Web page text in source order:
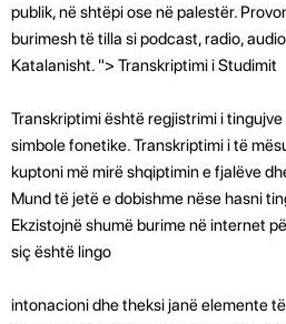
publik, në shtëpi ose në palestër.
burimesh të tilla si podcast, radio,
Katalanisht. "> Transkriptimi i Studimit
Transkriptimi është regjistrimi i
simbole fonetike. Transkriptimi i të
kuptoni më mirë shqiptimin e fjalëve
Mund të jetë e dobishme nëse hasni
Ekzistojnë shumë burime në internet
siç është lingo
intonacioni dhe theksi janë elemente